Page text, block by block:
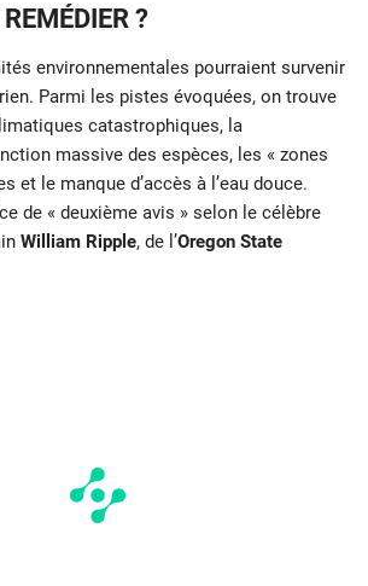
?
environnementales pourraient survenir
Parmi les pistes évoquées, on trouve
catastrophiques, la
massive des espèces, les « zones
et le manque d’accès à l’eau douce.
de « deuxième avis » selon le célèbre
William Ripple, de l’Oregon State